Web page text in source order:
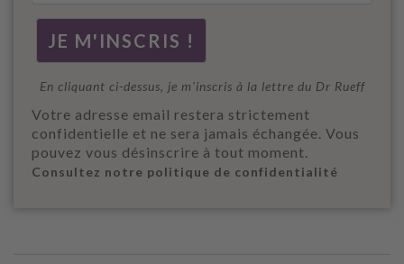
En cliquant ci-dessus, je m'inscris à la lettre du Dr Rueff
Votre adresse email restera strictement
confidentielle et ne sera jamais échangée. Vous
pouvez vous désinscrire à tout moment.
Consultez notre politique de confidentialité